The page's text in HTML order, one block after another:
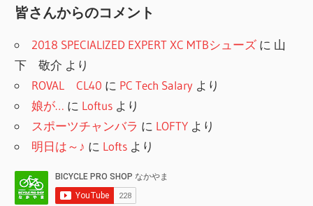
別
皆さんからのコメント
2018 SPECIALIZED EXPERT XC MTBシューズ に 山
下 敬介 より
ROVAL CL40 に PC Tech Salary より
娘が… に Loftus より
スポーツチャンバラ に LOFTY より
明日は～♪ に Lofts より